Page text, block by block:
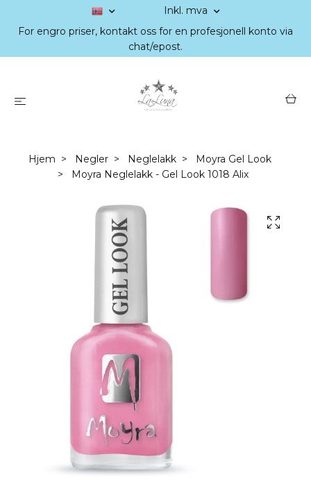
Inkl. mva
For engro priser, kontakt oss for en profesjonell konto via
chat/epost.
Hjem Negler Neglelakk
Moyra Gel Look
Moyra Neglelakk - Gel Look 1018 Alix